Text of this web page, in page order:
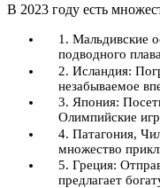
В 2023 году есть
1. Мальдивские
подводного
2. Исландия:
незабываемое
3. Япония:
Олимпийские
4. Патагония,
множество
5. Греция:
предлагает